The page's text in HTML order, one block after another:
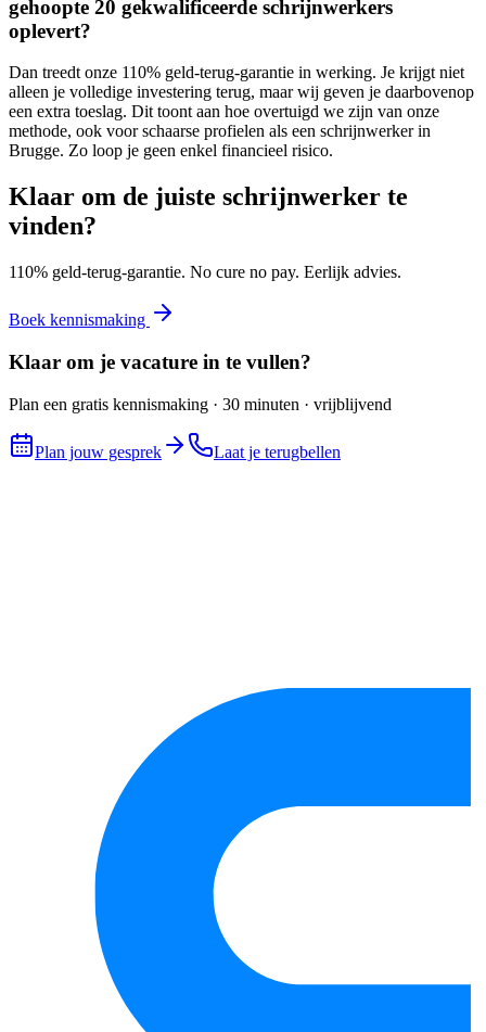
gehoopte 20 gekwalificeerde schrijnwerkers
oplevert?
Dan treedt onze 110% geld-terug-garantie in werking. Je krijgt niet
alleen je volledige investering terug, maar wij geven je daarbovenop
een extra toeslag. Dit toont aan hoe overtuigd we zijn van onze
methode, ook voor schaarse profielen als een schrijnwerker in
Brugge. Zo loop je geen enkel financieel risico.
Klaar om de juiste schrijnwerker te
vinden?
110% geld-terug-garantie. No cure no pay. Eerlijk advies.
Boek kennismaking
Klaar om je vacature in te vullen?
Plan een gratis kennismaking · 30 minuten · vrijblijvend
Plan jouw gesprek Laat je terugbellen